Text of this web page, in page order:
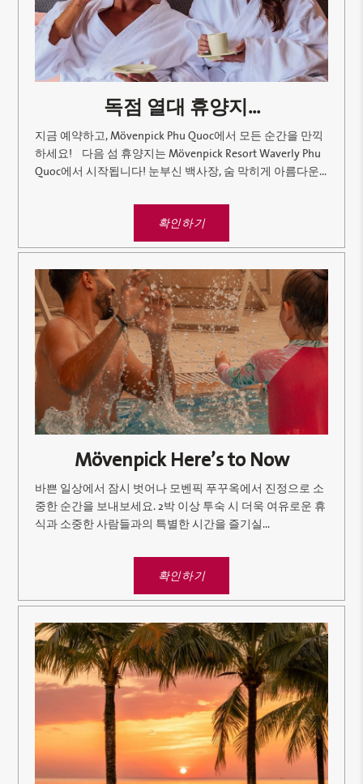
독점 열대 휴양지...
지금 예약하고, Mövenpick Phu Quoc에서 모든 순간을 만끽
하세요! 다음 섬 휴양지는 Mövenpick Resort Waverly Phu
Quoc에서 시작됩니다! 눈부신 백사장, 숨 막히게 아름다운...
확인하기
Mövenpick Here’s to Now
바쁜 일상에서 잠시 벗어나 모벤픽 푸꾸옥에서 진정으로 소
중한 순간을 보내보세요. 2박 이상 투숙 시 더욱 여유로운 휴
식과 소중한 사람들과의 특별한 시간을 즐기실...
확인하기